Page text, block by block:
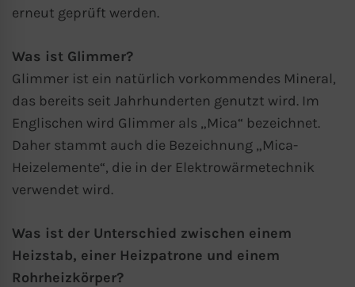
erneut geprüft werden.
Was ist Glimmer?
Glimmer ist ein natürlich vorkommendes Mineral,
das bereits seit Jahrhunderten genutzt wird. Im
Englischen wird Glimmer als „Mica“ bezeichnet.
Daher stammt auch die Bezeichnung „Mica-
Heizelemente“, die in der Elektrowärmetechnik
verwendet wird.
Was ist der Unterschied zwischen einem
Heizstab, einer Heizpatrone und einem
Rohrheizkörper?